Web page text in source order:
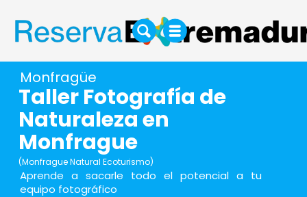
Monfragüe
Taller Fotografía de
Naturaleza en
Monfrague
(Monfrague Natural Ecoturismo)
Aprende a sacarle todo el potencial a tu
equipo fotográfico